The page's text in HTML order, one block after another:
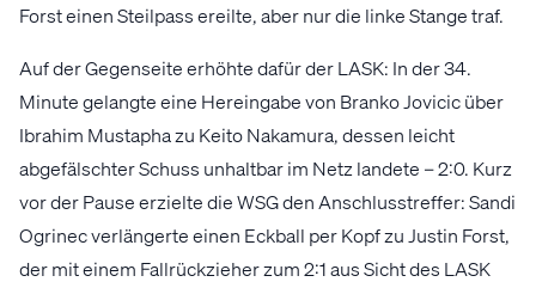
Forst einen Steilpass ereilte, aber nur die linke Stange traf.
Auf der Gegenseite erhöhte dafür der LASK: In der 34.
Minute gelangte eine Hereingabe von Branko Jovicic über
Ibrahim Mustapha zu Keito Nakamura, dessen leicht
abgefälschter Schuss unhaltbar im Netz landete – 2:0. Kurz
vor der Pause erzielte die WSG den Anschlusstreffer: Sandi
Ogrinec verlängerte einen Eckball per Kopf zu Justin Forst,
der mit einem Fallrückzieher zum 2:1 aus Sicht des LASK